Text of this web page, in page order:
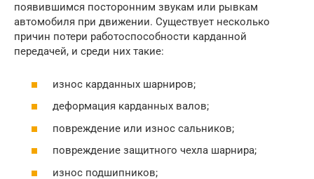
появившимся посторонним звукам или рывкам
автомобиля при движении. Существует несколько
причин потери работоспособности карданной
передачей, и среди них такие:
износ карданных шарниров;
деформация карданных валов;
повреждение или износ сальников;
повреждение защитного чехла шарнира;
износ подшипников;